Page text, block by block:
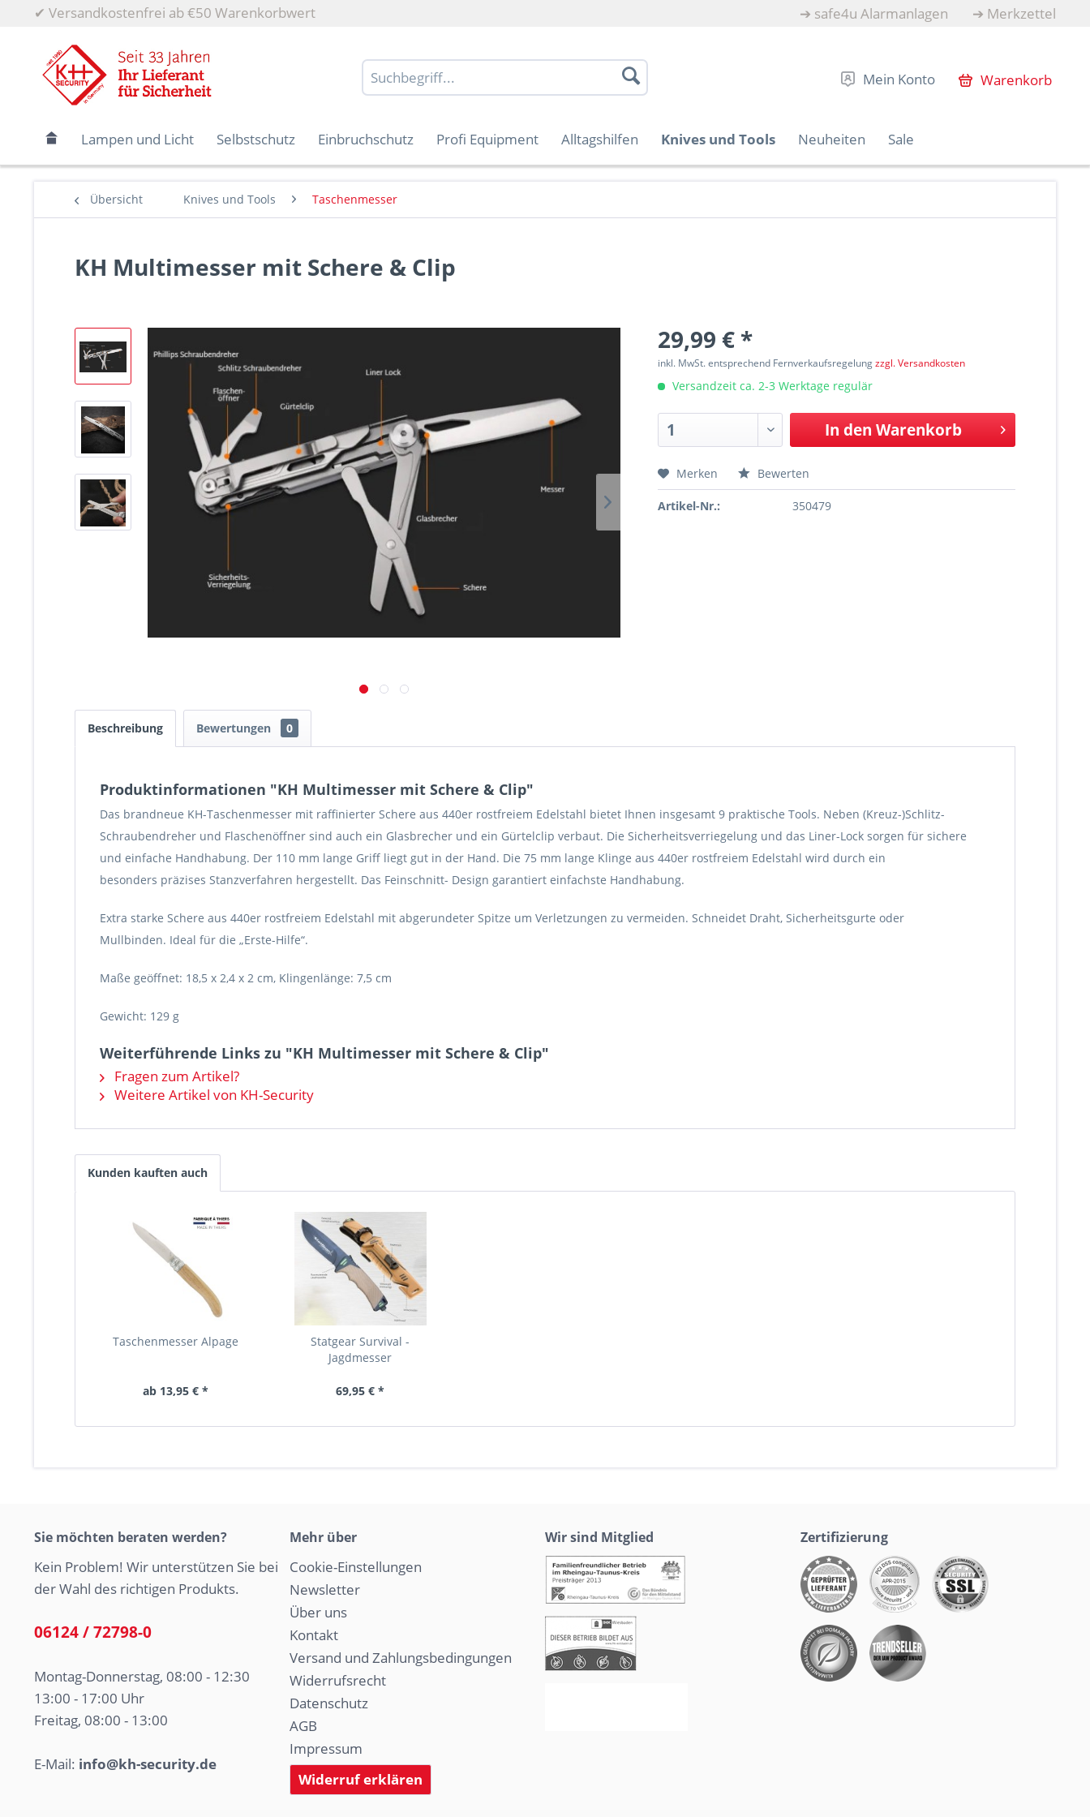
✔ Versandkostenfrei ab €50 Warenkorbwert ➔ safe4u Alarmanlagen ➔ Merkzettel
Mein Konto Warenkorb
Lampen und Licht Selbstschutz Einbruchschutz Profi Equipment Alltagshilfen Knives und Tools Neuheiten Sale
Übersicht Knives und Tools Taschenmesser
KH Multimesser mit Schere & Clip
29,99 € *
inkl. MwSt. entsprechend Fernverkaufsregelungzzgl. Versandkosten
Versandzeit ca. 2-3 Werktage regulär
In den Warenkorb
Merken Bewerten
Artikel-Nr.: 350479
Beschreibung Bewertungen 0
Produktinformationen "KH Multimesser mit Schere & Clip"
Das brandneue KH-Taschenmesser mit raffinierter Schere aus 440er rostfreiem Edelstahl bietet Ihnen insgesamt 9 praktische Tools. Neben (Kreuz-)Schlitz-
Schraubendreher und Flaschenöffner sind auch ein Glasbrecher und ein Gürtelclip verbaut. Die Sicherheitsverriegelung und das Liner-Lock sorgen für sichere
und einfache Handhabung. Der 110 mm lange Griff liegt gut in der Hand. Die 75 mm lange Klinge aus 440er rostfreiem Edelstahl wird durch ein
besonders präzises Stanzverfahren hergestellt. Das Feinschnitt- Design garantiert einfachste Handhabung.
Extra starke Schere aus 440er rostfreiem Edelstahl mit abgerundeter Spitze um Verletzungen zu vermeiden. Schneidet Draht, Sicherheitsgurte oder
Mullbinden. Ideal für die „Erste-Hilfe“.
Maße geöffnet: 18,5 x 2,4 x 2 cm, Klingenlänge: 7,5 cm
Gewicht: 129 g
Weiterführende Links zu "KH Multimesser mit Schere & Clip"
Fragen zum Artikel?
Weitere Artikel von KH-Security
Kunden kauften auch
Taschenmesser Alpage
ab 13,95 € *
Statgear Survival -
Jagdmesser
69,95 € *
Sie möchten beraten werden?
Kein Problem! Wir unterstützen Sie bei
der Wahl des richtigen Produkts.
06124 / 72798-0
Montag-Donnerstag, 08:00 - 12:30
13:00 - 17:00 Uhr
Freitag, 08:00 - 13:00
E-Mail: info@kh-security.de
Mehr über
Cookie-Einstellungen
Newsletter
Über uns
Kontakt
Versand und Zahlungsbedingungen
Widerrufsrecht
Datenschutz
AGB
Impressum
Widerruf erklären
Wir sind Mitglied Zertifizierung